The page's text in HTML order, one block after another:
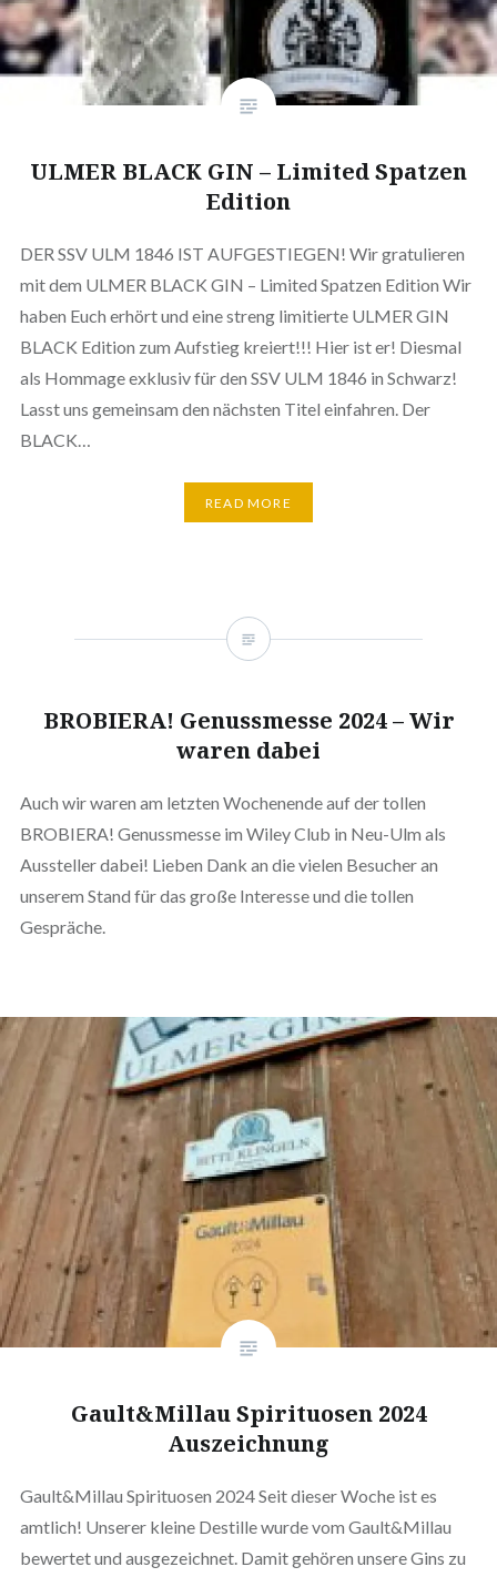
ULMER BLACK GIN – Limited Spatzen
Edition
DER SSV ULM 1846 IST AUFGESTIEGEN! Wir gratulieren
mit dem ULMER BLACK GIN – Limited Spatzen Edition Wir
haben Euch erhört und eine streng limitierte ULMER GIN
BLACK Edition zum Aufstieg kreiert!!! Hier ist er! Diesmal
als Hommage exklusiv für den SSV ULM 1846 in Schwarz!
Lasst uns gemeinsam den nächsten Titel einfahren. Der
BLACK…
READ MORE
BROBIERA! Genussmesse 2024 – Wir
waren dabei
Auch wir waren am letzten Wochenende auf der tollen
BROBIERA! Genussmesse im Wiley Club in Neu-Ulm als
Aussteller dabei! Lieben Dank an die vielen Besucher an
unserem Stand für das große Interesse und die tollen
Gespräche.
Gault&Millau Spirituosen 2024
Auszeichnung
Gault&Millau Spirituosen 2024 Seit dieser Woche ist es
amtlich! Unserer kleine Destille wurde vom Gault&Millau
bewertet und ausgezeichnet. Damit gehören unsere Gins zu